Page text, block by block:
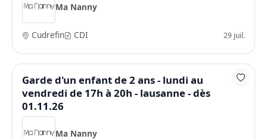
Ma Nanny
Cudrefin CDI 29 juil.
Garde d'un enfant de 2 ans - lundi au
vendredi de 17h à 20h - lausanne - dès
01.11.26
Ma Nanny